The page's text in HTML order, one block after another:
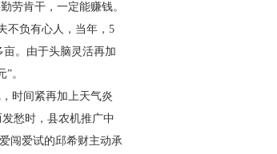
劳肯干， 一定能赚钱。
不负有心人，当年，5
亩。由于头脑灵活再加
。
时间紧再加上天气炎
发愁时，县农机推广中
闯爱试的邱希财主动承